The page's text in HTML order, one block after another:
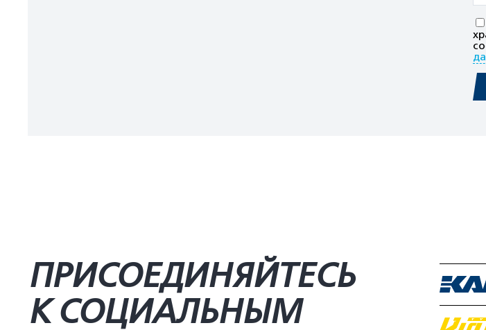
ПРИСОЕДИНЯЙТЕСЬ
К СОЦИАЛЬНЫМ